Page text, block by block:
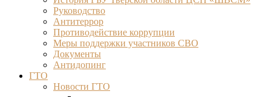
Руководство
Антитеррор
Противодействие коррупции
Меры поддержки участников СВО
Документы
Антидопинг
ГТО
Новости ГТО